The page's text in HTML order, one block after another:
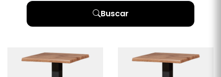
Buscar